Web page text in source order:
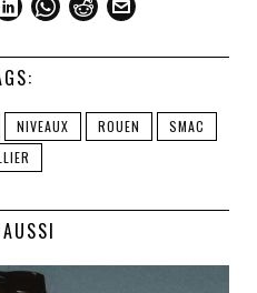
NIVEAUX ROUEN
SMAC